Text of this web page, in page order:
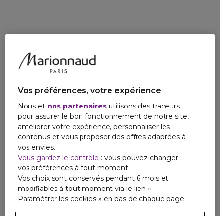
craquez pour Violette Sugar, fondez pour Rose Mallow ou
créé pour apporter de la joie à votre quotidien.
Vos préférences, votre expérience
Nous et nos partenaires utilisons des traceurs
pour assurer le bon fonctionnement de notre site,
améliorer votre expérience, personnaliser les
contenus et vous proposer des offres adaptées à
vos envies.
Vous gardez le contrôle : vous pouvez changer
vos préférences à tout moment.
Vos choix sont conservés pendant 6 mois et
modifiables à tout moment via le lien «
Paramétrer les cookies » en bas de chaque page.